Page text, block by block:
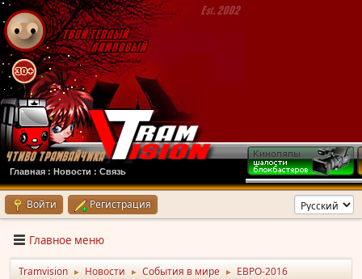
Главная : Новости : Связь
Войти Регистрация
Главное меню
Tramvision ► Новости ► События в мире ► ЕВРО-2016